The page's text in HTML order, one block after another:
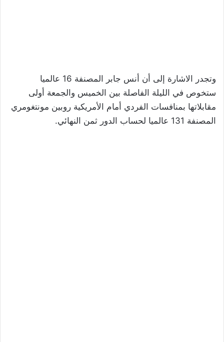
وتجدر الاشارة إلى أن أنس جابر المصنفة 16 عالميا
ستخوص في الليلة الفاصلة بين الخميس والجمعة أولى
مقابلاتها بمنافسات الفردي أمام الأمريكية روبين مونتغومري
المصنفة 131 عالميا لحساب الدور ثمن النهائي.